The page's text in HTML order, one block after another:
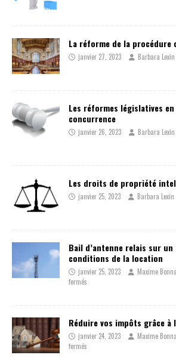
La réforme de la procédure
janvier 27, 2023 Barbara Lexin
Les réformes législatives
concurrence
janvier 26, 2023 Barbara Lexin
Les droits de propriété
janvier 25, 2023 Barbara Lexin
Bail d’antenne relais sur
conditions de la location
janvier 25, 2023 Maxime
fermés
Réduire vos impôts grâce à
janvier 24, 2023 Maxime
fermés